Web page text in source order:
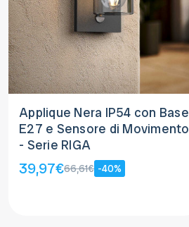
Applique Nera IP54 con Base
E27 e Sensore di Movimento
- Serie RIGA
39,97€66,61€ -40%